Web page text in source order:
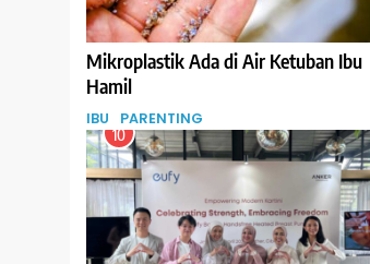
Mikroplastik Ada di Air Ketuban Ibu
Hamil
IBU PARENTING
10